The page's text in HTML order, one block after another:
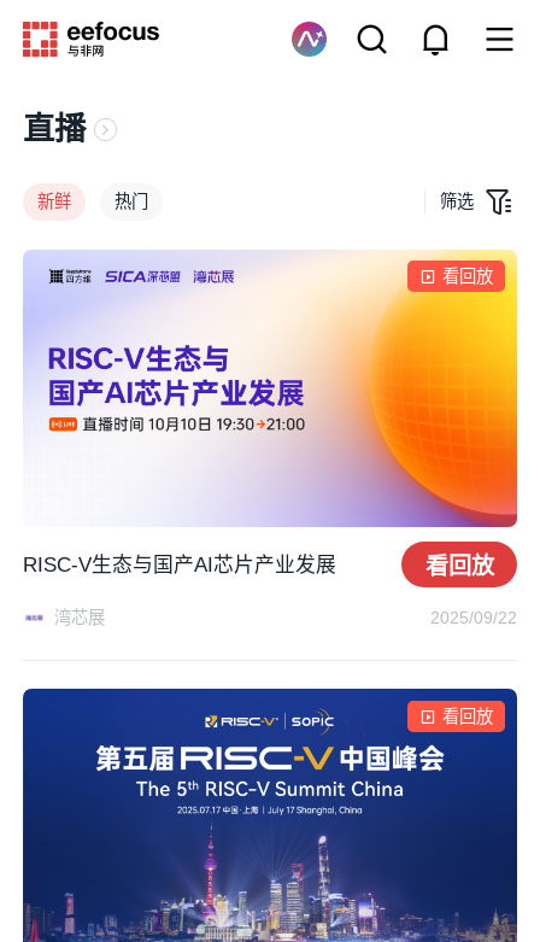
直播
新鲜 热门 筛选
看回放
RISC-V生态与国产AI芯片产业发展 看回放
湾芯展 2025/09/22
看回放